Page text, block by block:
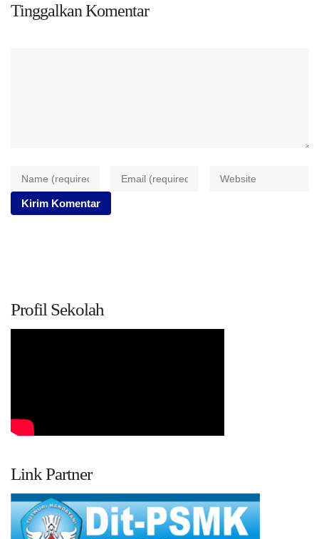
Tinggalkan Komentar
Profil Sekolah
Link Partner